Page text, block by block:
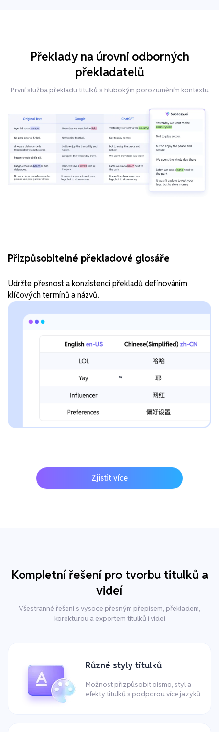
Překlady na úrovni odborných
překladatelů
První služba překladu titulků s hlubokým porozuměním kontextu
Přizpůsobitelné překladové glosáře
Udržte přesnost a konzistenci překladů definováním
klíčových termínů a názvů.
Zjistit více
Kompletní řešení pro tvorbu titulků a
videí
Všestranné řešení s vysoce přesným přepisem, překladem,
korekturou a exportem titulků i videí
Různé styly titulků
Možnost přizpůsobit písmo, styl a
efekty titulků s podporou více jazyků